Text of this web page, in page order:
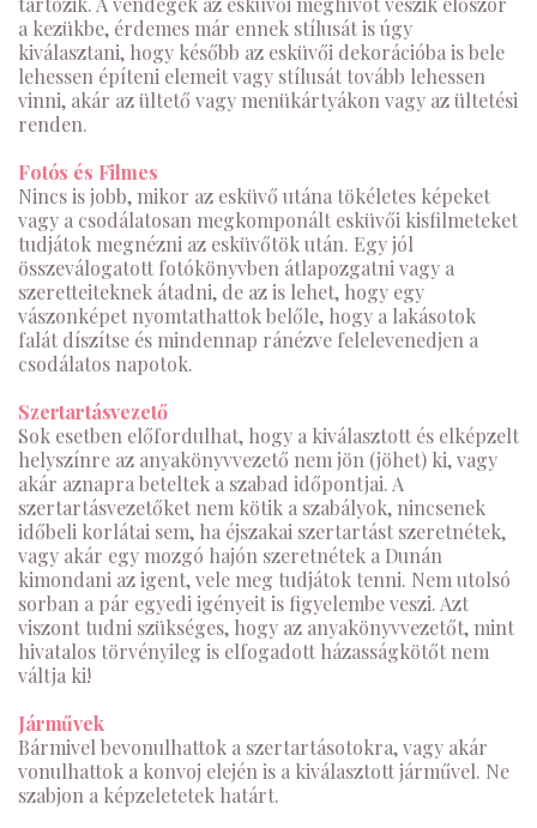
a kezükbe, érdemes már ennek stílusát is úgy
kiválasztani, hogy később az esküvői dekorációba is bele
lehessen építeni elemeit vagy stílusát tovább lehessen
vinni, akár az ültető vagy menükártyákon vagy az ültetési
renden.
Fotós és Filmes
Nincs is jobb, mikor az esküvő utána tökéletes képeket
vagy a csodálatosan megkomponált esküvői kisfilmeteket
tudjátok megnézni az esküvőtök után. Egy jól
összeválogatott fotókönyvben átlapozgatni vagy a
szeretteiteknek átadni, de az is lehet, hogy egy
vászonképet nyomtathattok belőle, hogy a lakásotok
falát díszítse és mindennap ránézve felelevenedjen a
csodálatos napotok.
Szertartásvezető
Sok esetben előfordulhat, hogy a kiválasztott és elképzelt
helyszínre az anyakönyvvezető nem jön (jöhet) ki, vagy
akár aznapra beteltek a szabad időpontjai. A
szertartásvezetőket nem kötik a szabályok, nincsenek
időbeli korlátai sem, ha éjszakai szertartást szeretnétek,
vagy akár egy mozgó hajón szeretnétek a Dunán
kimondani az igent, vele meg tudjátok tenni. Nem utolsó
sorban a pár egyedi igényeit is figyelembe veszi. Azt
viszont tudni szükséges, hogy az anyakönyvvezetőt, mint
hivatalos törvényileg is elfogadott házasságkötőt nem
váltja ki!
Járművek
Bármivel bevonulhattok a szertartásotokra, vagy akár
vonulhattok a konvoj elején is a kiválasztott járművel. Ne
szabjon a képzeletetek határt.